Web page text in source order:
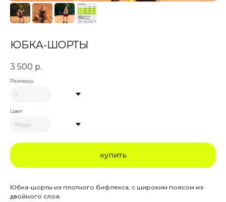
ЮБКА-ШОРТЫ
3 500 р.
Размеры
Цвет
купить
Юбка-шорты из плотного бифлекса, с широким поясом из
двойного слоя.